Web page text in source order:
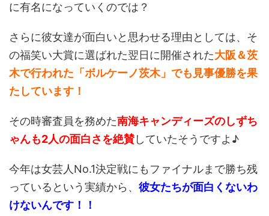
に有名になっていくのでは？
さらに彼女達が面白いと思わせる理由としては、そ
の福笑い大賞に選ばれた翌日に開催された大阪＆茨
木で行われた「ボルケーノ茨木」でも 見事優勝を果
たしています！
その時審査員を務めた南海キャンディーズのしずち
ゃんも2人の面白さを絶賛していたそうですよ♪
今年は女芸人No.1決定戦にもファイナルまで勝ち残
っているという実績から、 彼女たちが面白くないわ
けないんです！！